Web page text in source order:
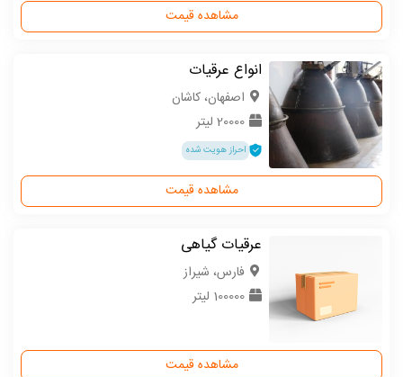
مشاهده قیمت
انواع عرقیات
اصفهان، کاشان
20000 لیتر
احراز هویت شده
مشاهده قیمت
عرقیات گیاهی
فارس، شیراز
100000 لیتر
مشاهده قیمت